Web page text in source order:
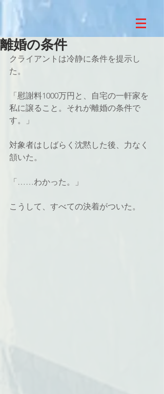
離婚の条件
クライアントは冷静に条件を提示し
た。
「慰謝料1000万円と、自宅の一軒家を
私に譲ること。それが離婚の条件で
す。」
対象者はしばらく沈黙した後、力なく
頷いた。
「……わかった。」
こうして、すべての決着がついた。